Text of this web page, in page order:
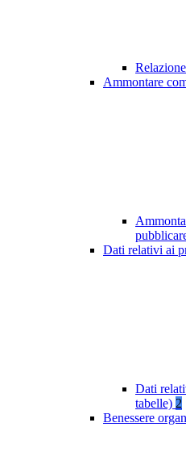
Ammontare
Dati relativi ai
Dati
tabelle) 2
Benessere